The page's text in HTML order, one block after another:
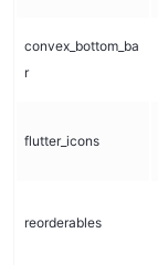
convex_bottom_ba
r
flutter_icons
reorderables